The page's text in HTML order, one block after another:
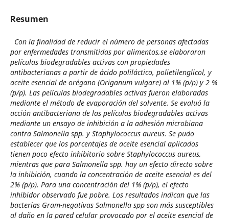
Resumen
Con la finalidad de reducir el número de personas afectadas
por enfermedades transmitidas por alimentos,se elaboraron
películas biodegradables activas con propiedades
antibacterianas a partir de ácido poliláctico, polietilenglicol, y
aceite esencial de orégano (Origanum vulgare) al 1% (p/p) y 2 %
(p/p). Las películas biodegradables activas fueron elaboradas
mediante el método de evaporación del solvente. Se evaluó la
acción antibacteriana de las películas biodegradables activas
mediante un ensayo de inhibición a la adhesión microbiana
contra Salmonella spp. y Staphylococcus aureus. Se pudo
establecer que los porcentajes de aceite esencial aplicados
tienen poco efecto inhibitorio sobre Staphylococcus aureus,
mientras que para Salmonella spp. hay un efecto directo sobre
la inhibición, cuando la concentración de aceite esencial es del
2% (p/p). Para una concentración del 1% (p/p), el efecto
inhibidor observado fue pobre. Los resultados indican que las
bacterias Gram-negativas Salmonella spp son más susceptibles
al daño en la pared celular provocado por el aceite esencial de